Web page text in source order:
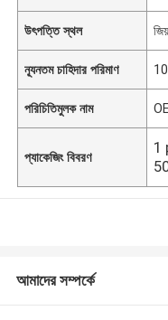
উৎপত্তি স্থল
ন্যূনতম চাহিদার পরিমাণ
পরিচিতিমুলক নাম
প্যাকেজিং বিবরণ
1
আমাদের সম্পর্কে